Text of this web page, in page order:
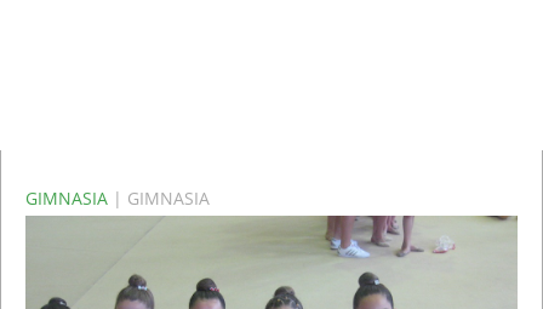
GIMNASIA | GIMNASIA